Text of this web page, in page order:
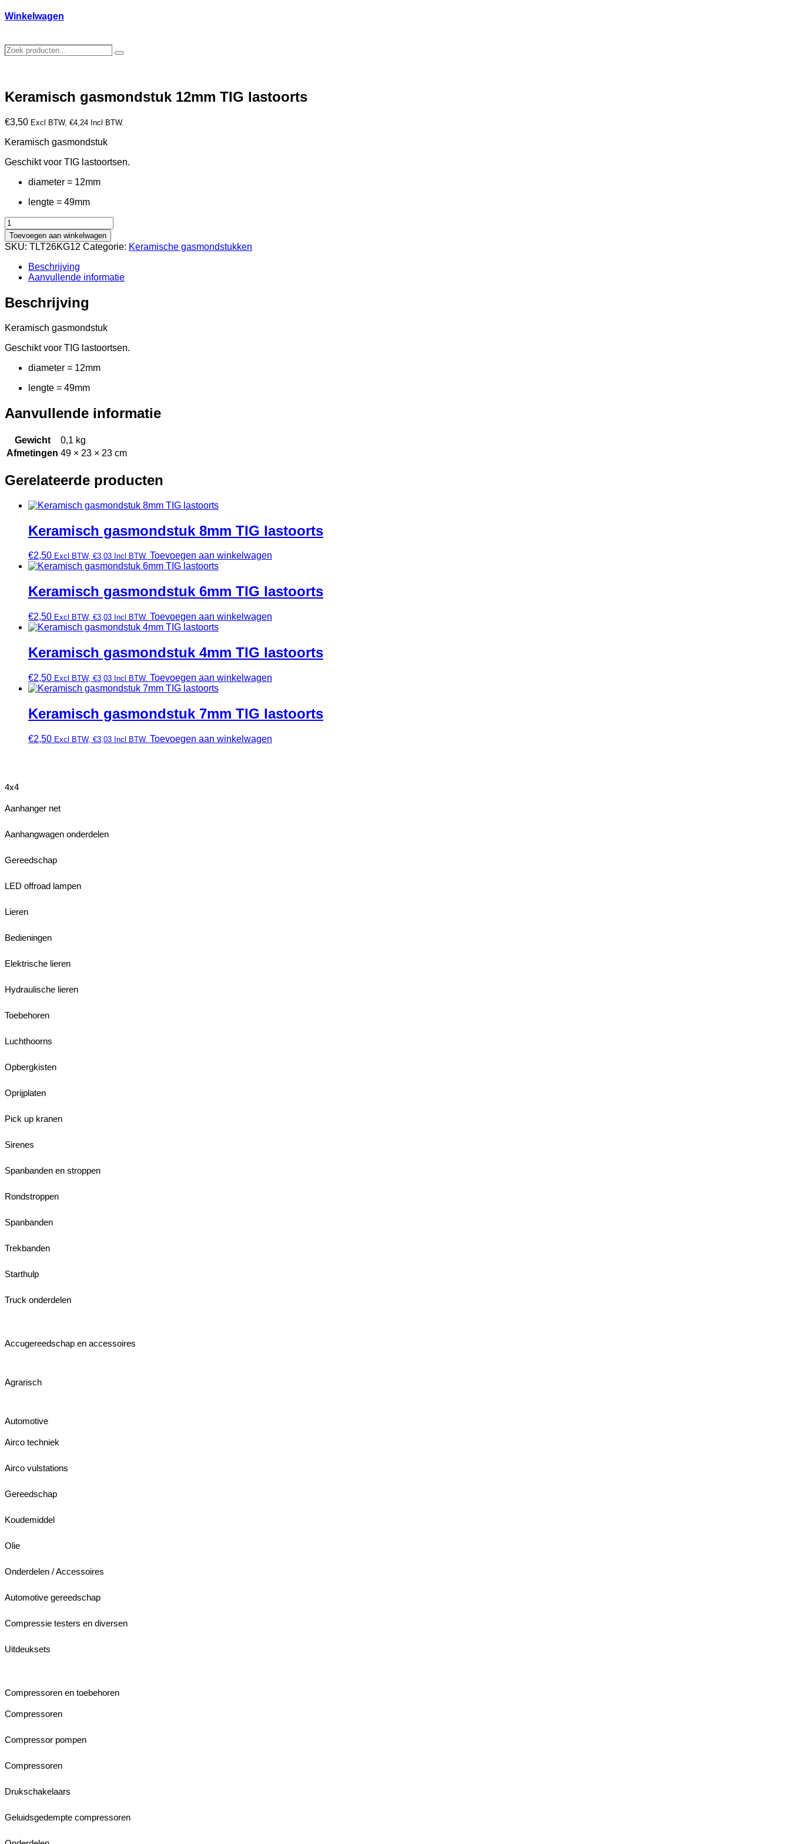
Winkelwagen
Zoek
Zoeken
Keramisch gasmondstuk 12mm TIG lastoorts
€3,50 Excl BTW, €4,24 Incl BTW.
Keramisch gasmondstuk
Geschikt voor TIG lastoortsen.
diameter = 12mm
lengte = 49mm
Keramisch
gasmondstuk
12mm
TIG
lastoorts
aantal
Toevoegen aan winkelwagen
SKU: TLT26KG12 Categorie: Keramische gasmondstukken
Beschrijving
Aanvullende informatie
Beschrijving
Keramisch gasmondstuk
Geschikt voor TIG lastoortsen.
diameter = 12mm
lengte = 49mm
Aanvullende informatie
Gewicht
0,1 kg
Afmetingen 49 × 23 × 23 cm
Gerelateerde producten
Keramisch gasmondstuk 8mm TIG lastoorts
€2,50 Excl BTW, €3,03 Incl BTW. Toevoegen aan winkelwagen
Keramisch gasmondstuk 6mm TIG lastoorts
€2,50 Excl BTW, €3,03 Incl BTW. Toevoegen aan winkelwagen
Keramisch gasmondstuk 4mm TIG lastoorts
€2,50 Excl BTW, €3,03 Incl BTW. Toevoegen aan winkelwagen
Keramisch gasmondstuk 7mm TIG lastoorts
€2,50 Excl BTW, €3,03 Incl BTW. Toevoegen aan winkelwagen
4x4
Aanhanger net
Aanhangwagen onderdelen
Gereedschap
LED offroad lampen
Lieren
Bedieningen
Elektrische lieren
Hydraulische lieren
Toebehoren
Luchthoorns
Opbergkisten
Oprijplaten
Pick up kranen
Sirenes
Spanbanden en stroppen
Rondstroppen
Spanbanden
Trekbanden
Starthulp
Truck onderdelen
Accugereedschap en accessoires
Agrarisch
Automotive
Airco techniek
Airco vulstations
Gereedschap
Koudemiddel
Olie
Onderdelen / Accessoires
Automotive gereedschap
Compressie testers en diversen
Uitdeuksets
Compressoren en toebehoren
Compressoren
Compressor pompen
Compressoren
Drukschakelaars
Geluidsgedempte compressoren